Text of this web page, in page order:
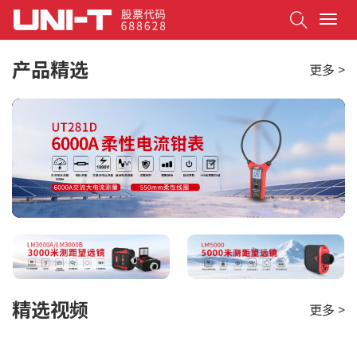
T
o
g
e
a
v
i
g
a
t
o
n
产品精选 更多 >
精选视频 更多 >